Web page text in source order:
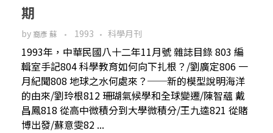
期
by 裔彥 蘇 1993 科學月刊
1993年，中華民國八十二年11月號 雜誌目錄 803 編
輯室手記804 科學教育如何向下扎根？/劉廣定806 一
月紀聞808 地球之水何處來？──新的模型說明海洋
的由來/劉玲根812 珊瑚氣候學和全球變遷/陳智蘊 戴
昌鳳818 從高中微積分到大學微積分/王九逵821 從賭
博出發/蘇意雯82 ...